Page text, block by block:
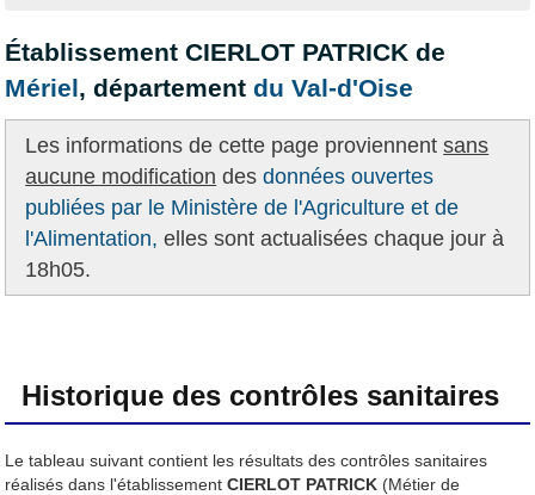
Établissement CIERLOT PATRICK de
Mériel, départementdu Val-d'Oise
Les informations de cette page proviennentsans
aucune modification desdonnées ouvertes
publiées par le Ministère de l'Agriculture et de
l'Alimentation, elles sont actualisées chaque jour à
18h05.
Historique des contrôles sanitaires
Le tableau suivant contient les résultats des contrôles sanitaires
réalisés dans l'établissementCIERLOT PATRICK (Métier de